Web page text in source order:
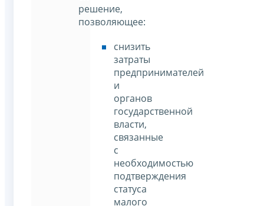
решение,
позволяющее:
снизить
затраты
предпринимателей
и
органов
государственной
власти,
связанные
с
необходимостью
подтверждения
статуса
малого